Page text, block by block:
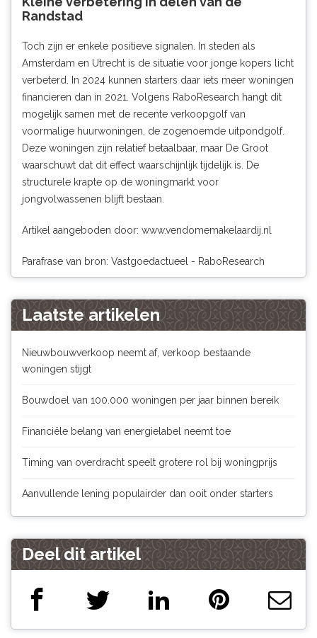
Randstad
Toch zijn er enkele positieve signalen. In steden als
Amsterdam en Utrecht is de situatie voor jonge kopers licht
verbeterd. In 2024 kunnen starters daar iets meer woningen
financieren dan in 2021. Volgens RaboResearch hangt dit
mogelijk samen met de recente verkoopgolf van
voormalige huurwoningen, de zogenoemde uitpondgolf.
Deze woningen zijn relatief betaalbaar, maar De Groot
waarschuwt dat dit effect waarschijnlijk tijdelijk is. De
structurele krapte op de woningmarkt voor
jongvolwassenen blijft bestaan.
Artikel aangeboden door: www.vendomemakelaardij.nl
Parafrase van bron: Vastgoedactueel - RaboResearch
Laatste artikelen
Nieuwbouwverkoop neemt af, verkoop bestaande
woningen stijgt
Bouwdoel van 100.000 woningen per jaar binnen bereik
Financiële belang van energielabel neemt toe
Timing van overdracht speelt grotere rol bij woningprijs
Aanvullende lening populairder dan ooit onder starters
Deel dit artikel